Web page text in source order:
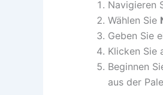
Navigieren
Wählen Sie
Geben Sie
Klicken Sie
Beginnen
aus der